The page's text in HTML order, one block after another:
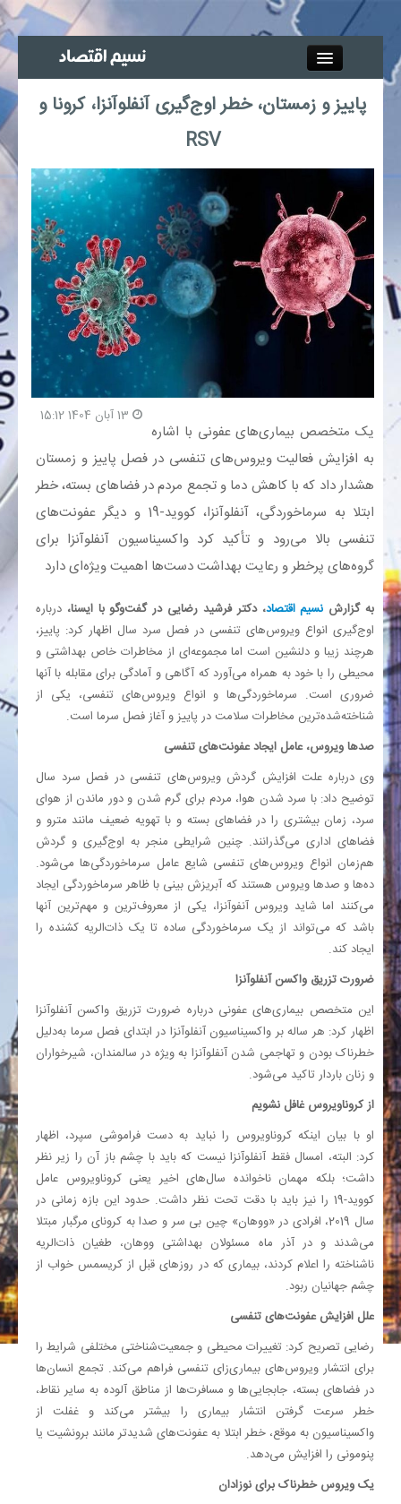
جذب خبرنگار
آگهی استخدام
پیوند‌ها
چند رسانه‌ای
بیمه و بورس
بانک
انرژی
اقتصاد
پاییز و زمستان، خطر اوج‌گیری آنفلوآنزا، کرونا و
RSV
یک متخصص بیماری‌های عفونی با اشاره
به افزایش فعالیت ویروس‌های تنفسی در فصل پاییز و زمستان
هشدار داد که با کاهش دما و تجمع مردم در فضاهای بسته، خطر
ابتلا به سرماخوردگی، آنفلوآنزا، کووید-19 و دیگر عفونت‌های
تنفسی بالا می‌رود و تأکید کرد واکسیناسیون آنفلوآنزا برای
گروه‌های پرخطر و رعایت بهداشت دست‌ها اهمیت ویژه‌ای دارد
به گزارش نسیم اقتصاد، دکتر فرشید رضایی در گفت‌وگو با ایسنا، درباره
اوج‌گیری انواع ویروس‌های تنفسی در فصل سرد سال اظهار کرد: پاییز،
هرچند زیبا و دلنشین است اما مجموعه‌ای از مخاطرات خاص بهداشتی و
محیطی را با خود به همراه می‌آورد که آگاهی و آمادگی برای مقابله با آنها
ضروری است. سرماخوردگی‌ها و انواع ویروس‌های تنفسی، یکی از
شناخته‌شده‌ترین مخاطرات سلامت در پاییز و آغاز فصل سرما است.
صدها ویروس، عامل ایجاد عفونت‌های تنفسی
وی درباره علت افزایش گردش ویروس‌های تنفسی در فصل سرد سال
توضیح داد: با سرد شدن هوا، مردم برای گرم شدن و دور ماندن از هوای
سرد، زمان بیشتری را در فضاهای بسته و با تهویه ضعیف مانند مترو و
فضاهای اداری می‌گذرانند. چنین شرایطی منجر به اوج‌گیری و گردش
هم‌زمان انواع ویروس‌های تنفسی شایع عامل سرماخوردگی‌ها می‌شود.
ده‌ها و صدها ویروس هستند که آبریزش بینی با ظاهر سرماخوردگی ایجاد
می‌کنند اما شاید ویروس آنفوآنزا، یکی از معروف‌ترین و مهم‌ترین آنها
باشد که می‌تواند از یک سرماخوردگی ساده تا یک ذات‌الریه کشنده را
ایجاد کند.
ضرورت تزریق واکسن آنفلوآنزا
این متخصص بیماری‌های عفونی درباره ضرورت تزریق واکسن آنفلوآنزا
اظهار کرد: هر ساله بر واکسیناسیون آنفلوآنزا در ابتدای فصل سرما به‌دلیل
خطرناک بودن و تهاجمی شدن آنفلوآنزا به ویژه در سالمندان، شیرخواران
و زنان باردار تاکید می‌شود.
از کروناویروس غافل نشویم
او با بیان اینکه کروناویروس را نباید به دست فراموشی سپرد، اظهار
کرد: البته، امسال فقط آنفلوآنزا نیست که باید با چشم باز آن را زیر نظر
داشت؛ بلکه مهمان ناخوانده سال‌های اخیر یعنی کروناویروس عامل
کووید-19 را نیز باید با دقت تحت نظر داشت. حدود این بازه زمانی در
سال 2019، افرادی در «ووهان» چین بی‌ سر و صدا به کرونای مرگبار مبتلا
می‌شدند و در آذر ماه مسئولان بهداشتی ووهان، طغیان ذات‌الریه
ناشناخته را اعلام کردند، بیماری که در روزهای قبل از کریسمس خواب از
چشم جهانیان ربود.
علل افزایش عفونت‌های تنفسی
رضایی تصریح کرد: تغییرات محیطی و جمعیت‌شناختی مختلفی شرایط را
برای انتشار ویروس‌های بیماری‌زای تنفسی فراهم می‌کند. تجمع انسان‌ها
در فضاهای بسته، جابجایی‌ها و مسافرت‌ها از مناطق آلوده به سایر نقاط،
خطر سرعت‌ گرفتن انتشار بیماری را بیشتر می‌کند و غفلت از
واکسیناسیون به موقع، خطر ابتلا به عفونت‌های شدیدتر مانند برونشیت یا
پنومونی را افزایش می‌دهد.
یک ویروس خطرناک برای نوزادان